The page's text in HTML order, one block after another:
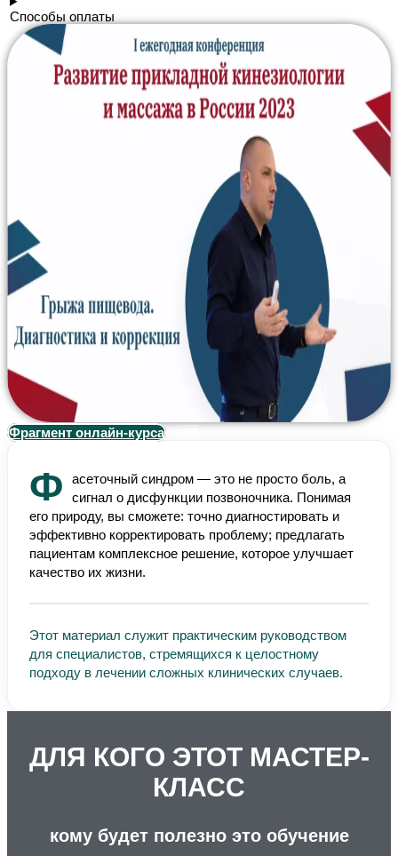
Способы оплаты
Фрагмент онлайн-курса
Ф
асеточный синдром — это не просто боль, а
сигнал о дисфункции позвоночника. Понимая
его природу, вы сможете: точно диагностировать и
эффективно корректировать проблему; предлагать
пациентам комплексное решение, которое улучшает
качество их жизни.
Этот материал служит практическим руководством
для специалистов, стремящихся к целостному
подходу в лечении сложных клинических случаев.
ДЛЯ КОГО ЭТОТ МАСТЕР-
КЛАСС
кому будет полезно это обучение